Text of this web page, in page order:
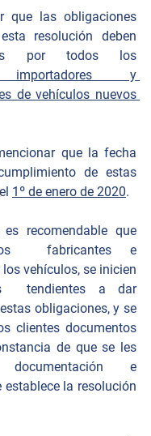
que las obligaciones
resolución deben
importadores y
de vehículos nuevos
que la fecha
de estas
1º de enero de 2020.
recomendable que
fabricantes e
vehículos, se inicien
tendientes a dar
obligaciones, y se
clientes documentos
de que se les
e
la resolución